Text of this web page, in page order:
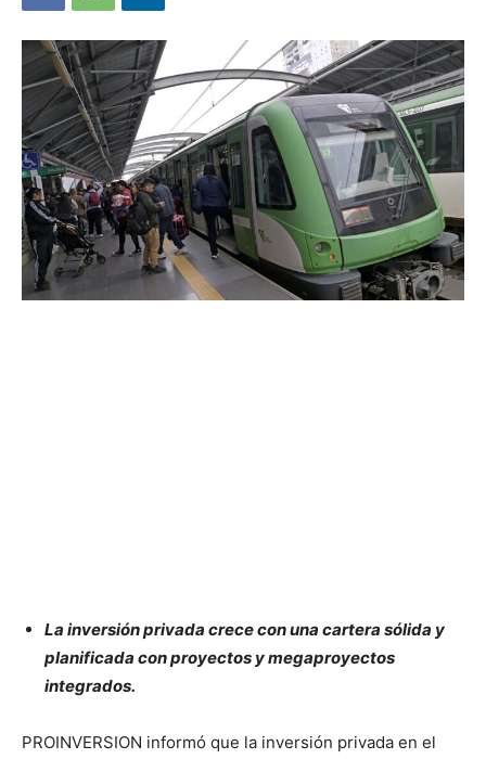
La inversión privada crece con una cartera sólida y
planificada con proyectos y megaproyectos
integrados.
PROINVERSION informó que la inversión privada en el